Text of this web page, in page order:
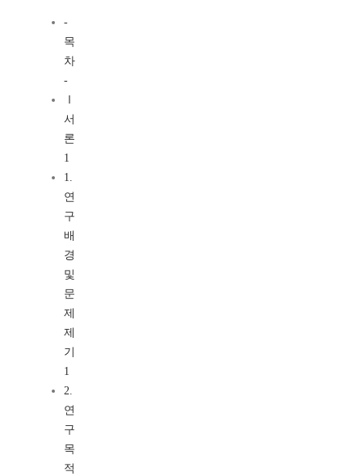
-
목
차
-
서
론
1
1.
연
구
배
경
및
문
제
제
기
1
2.
연
구
목
적